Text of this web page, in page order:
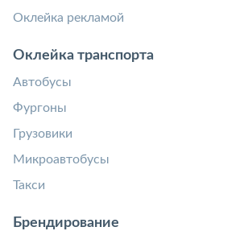
Оклейка рекламой
Оклейка транспорта
Автобусы
Фургоны
Грузовики
Микроавтобусы
Такси
Брендирование